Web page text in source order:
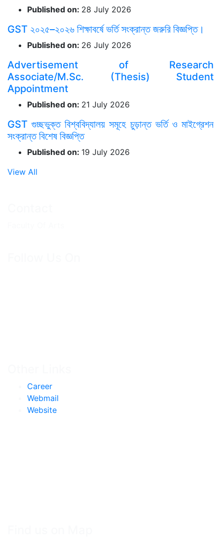
Published on: 28 July 2026
GST ২০২৫–২০২৬ শিক্ষাবর্ষে ভর্তি সংক্রান্ত জরুরি বিজ্ঞপ্তি।
Published on: 26 July 2026
Advertisement of Research
Associate/M.Sc. (Thesis) Student
Appointment
Published on: 21 July 2026
GST গুচ্ছভুক্ত বিশ্ববিদ্যালয় সমূহে চুড়ান্ত ভর্তি ও মাইগ্রেশন
সংক্রান্ত বিশেষ বিজ্ঞপ্তি
Published on: 19 July 2026
View All
Career
Webmail
Website